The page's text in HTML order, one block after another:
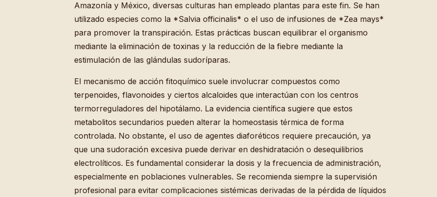
Amazonía y México, diversas culturas han empleado plantas para este fin. Se han
utilizado especies como la *Salvia officinalis* o el uso de infusiones de *Zea mays*
para promover la transpiración. Estas prácticas buscan equilibrar el organismo
mediante la eliminación de toxinas y la reducción de la fiebre mediante la
estimulación de las glándulas sudoríparas.
El mecanismo de acción fitoquímico suele involucrar compuestos como
terpenoides, flavonoides y ciertos alcaloides que interactúan con los centros
termorreguladores del hipotálamo. La evidencia científica sugiere que estos
metabolitos secundarios pueden alterar la homeostasis térmica de forma
controlada. No obstante, el uso de agentes diaforéticos requiere precaución, ya
que una sudoración excesiva puede derivar en deshidratación o desequilibrios
electrolíticos. Es fundamental considerar la dosis y la frecuencia de administración,
especialmente en poblaciones vulnerables. Se recomienda siempre la supervisión
profesional para evitar complicaciones sistémicas derivadas de la pérdida de líquidos